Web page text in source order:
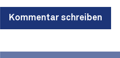
Kommentar schreiben